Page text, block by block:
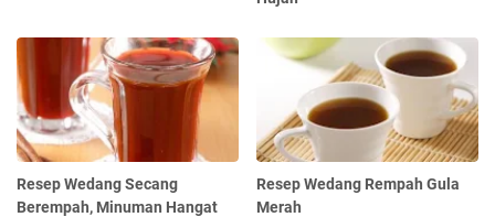
Resep Wedang Secang
Berempah, Minuman Hangat
Resep Wedang Rempah Gula
Merah